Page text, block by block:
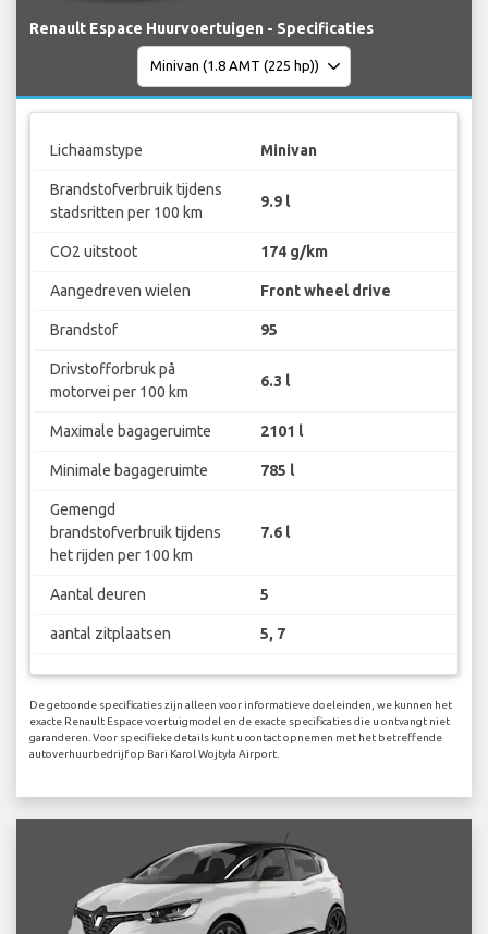
Renault Espace Huurvoertuigen - Specificaties
Lichaamstype Minivan
Brandstofverbruik tijdens
stadsritten per 100 km
9.9 l
CO2 uitstoot 174 g/km
Aangedreven wielen Front wheel drive
Brandstof 95
Drivstofforbruk på
motorvei per 100 km
6.3 l
Maximale bagageruimte 2101 l
Minimale bagageruimte 785 l
Gemengd
brandstofverbruik tijdens
het rijden per 100 km
7.6 l
Aantal deuren 5
aantal zitplaatsen 5, 7
De getoonde specificaties zijn alleen voor informatieve doeleinden, we kunnen het
exacte Renault Espace voertuigmodel en de exacte specificaties die u ontvangt niet
garanderen. Voor specifieke details kunt u contact opnemen met het betreffende
autoverhuurbedrijf op Bari Karol Wojtyła Airport.